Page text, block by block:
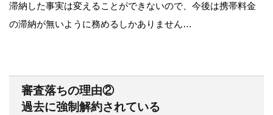
滞納した事実は変えることができないので、今後は携帯料金
の滞納が無いように務めるしかありません…
審査落ちの理由②
過去に強制解約されている